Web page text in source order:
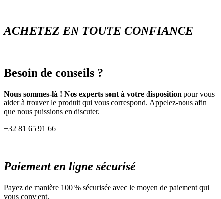
ACHETEZ EN TOUTE CONFIANCE
Besoin de conseils ?
Nous sommes-là ! Nos experts sont à votre disposition pour vous
aider à trouver le produit qui vous correspond. Appelez-nous afin
que nous puissions en discuter.
+32 81 65 91 66
Paiement en ligne sécurisé
Payez de manière 100 % sécurisée avec le moyen de paiement qui
vous convient.